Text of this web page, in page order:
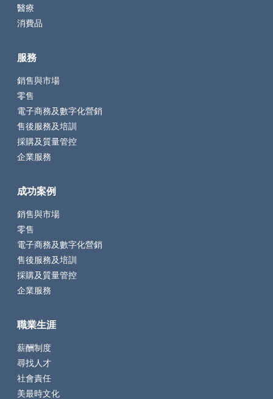
醫療
消費品
服務
銷售與市場
零售
電子商務及數字化營銷
售後服務及培訓
採購及質量管控
企業服務
成功案例
銷售與市場
零售
電子商務及數字化營銷
售後服務及培訓
採購及質量管控
企業服務
職業生涯
薪酬制度
尋找人才
社會責任
美最時文化